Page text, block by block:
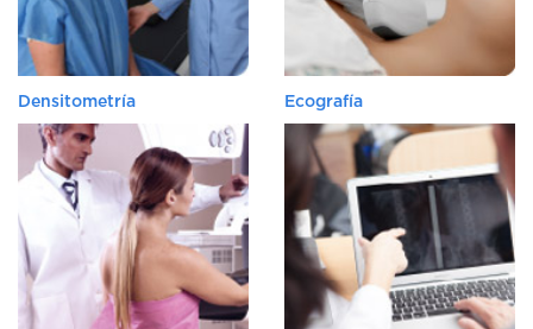
MODULO
DE
AUTOGESTIÓN
CENTRAL
DE
TURNOS
|
5031-
4100
TURNOS
RECETAS
Densitometría Ecografía